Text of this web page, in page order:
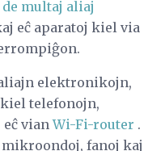
multaj aliaj
eĉ aparatoj kiel via
elektronikojn,
telefonojn,
eĉ vianWi-Fi-router .
fanoj kaj